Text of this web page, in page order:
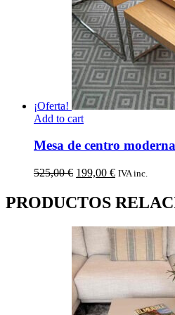
¡Oferta!
Add to cart
Mesa de centro moderna
525,00€ El
original
era:
199,00 €El
actual
es:
IVA inc.
PRODUCTOS